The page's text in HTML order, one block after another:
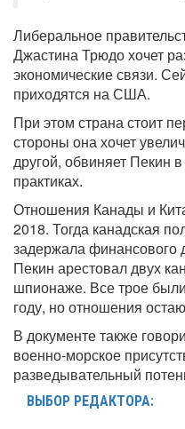
Либеральное
Джастина Трюдо хочет
экономические связи.
приходятся на США.
При этом страна стоит
стороны она хочет
другой, обвиняет Пекин
практиках.
Отношения Канады и
2018. Тогда канадская
задержала финансового
Пекин арестовал двух
шпионаже. Все трое
году, но отношения
В документе также
военно-морское
разведывательный
ВЫБОР РЕДАКТОРА: